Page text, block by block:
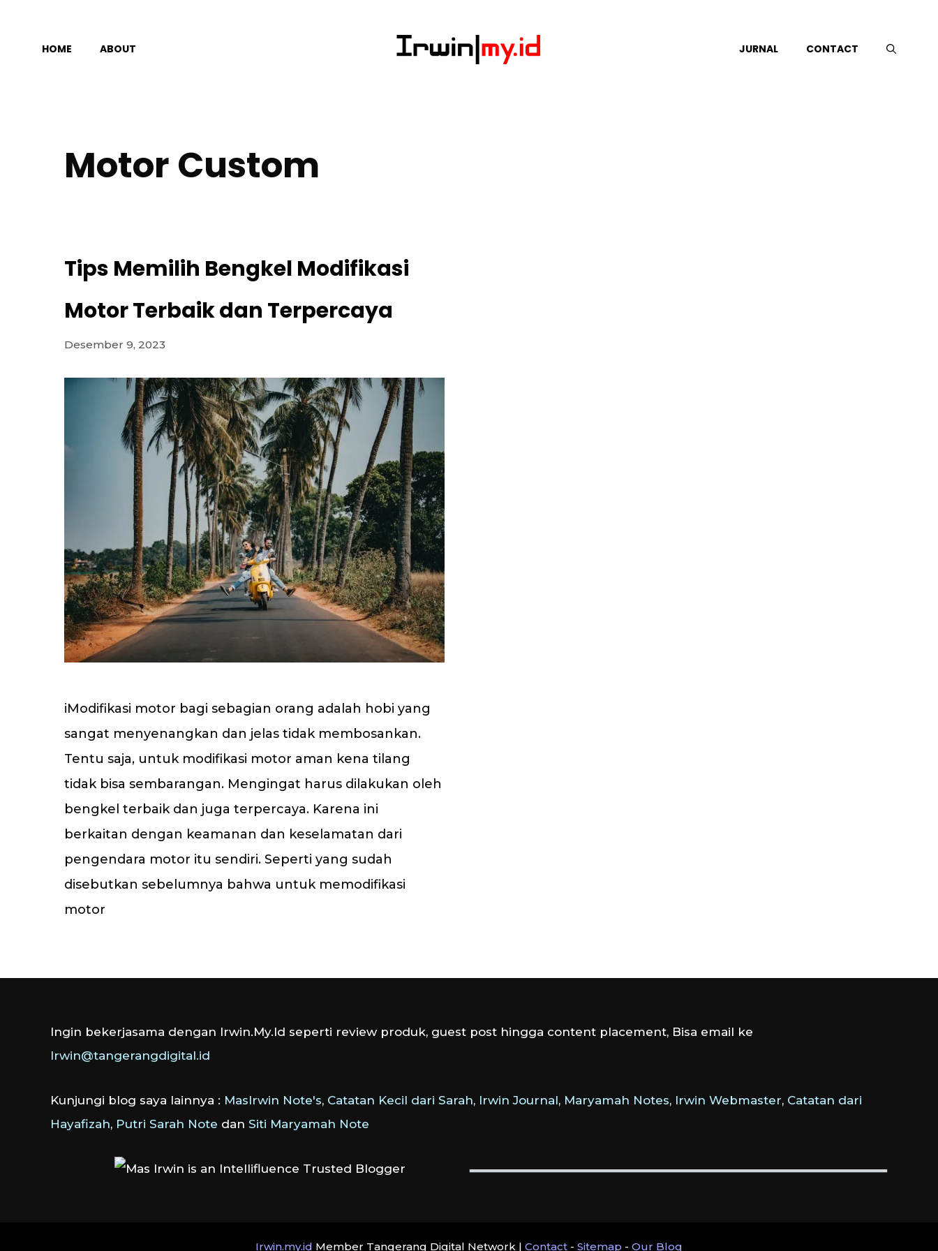
HOME ABOUT JURNAL CONTACT
Motor Custom
Tips Memilih Bengkel Modifikasi
Motor Terbaik dan Terpercaya
Desember 9, 2023
iModifikasi motor bagi sebagian orang adalah hobi yang
sangat menyenangkan dan jelas tidak membosankan.
Tentu saja, untuk modifikasi motor aman kena tilang
tidak bisa sembarangan. Mengingat harus dilakukan oleh
bengkel terbaik dan juga terpercaya. Karena ini
berkaitan dengan keamanan dan keselamatan dari
pengendara motor itu sendiri. Seperti yang sudah
disebutkan sebelumnya bahwa untuk memodifikasi
motor
Ingin bekerjasama dengan Irwin.My.Id seperti review produk, guest post hingga content placement, Bisa email ke
Irwin@tangerangdigital.id
Kunjungi blog saya lainnya : MasIrwin Note's, Catatan Kecil dari Sarah, Irwin Journal, Maryamah Notes, Irwin Webmaster, Catatan dari
Hayafizah, Putri Sarah Note dan Siti Maryamah Note
Irwin.my.id Member Tangerang Digital Network | Contact - Sitemap - Our Blog